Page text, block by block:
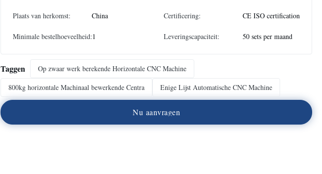
Plaats van herkomst: China Certificering: CE ISO certification
Minimale bestelhoeveelheid:1 Leveringscapaciteit: 50 sets per maand
Taggen
Op zwaar werk berekende Horizontale CNC Machine
800kg horizontale Machinaal bewerkende Centra
Enige Lijst Automatische CNC Machine
Nu aanvragen